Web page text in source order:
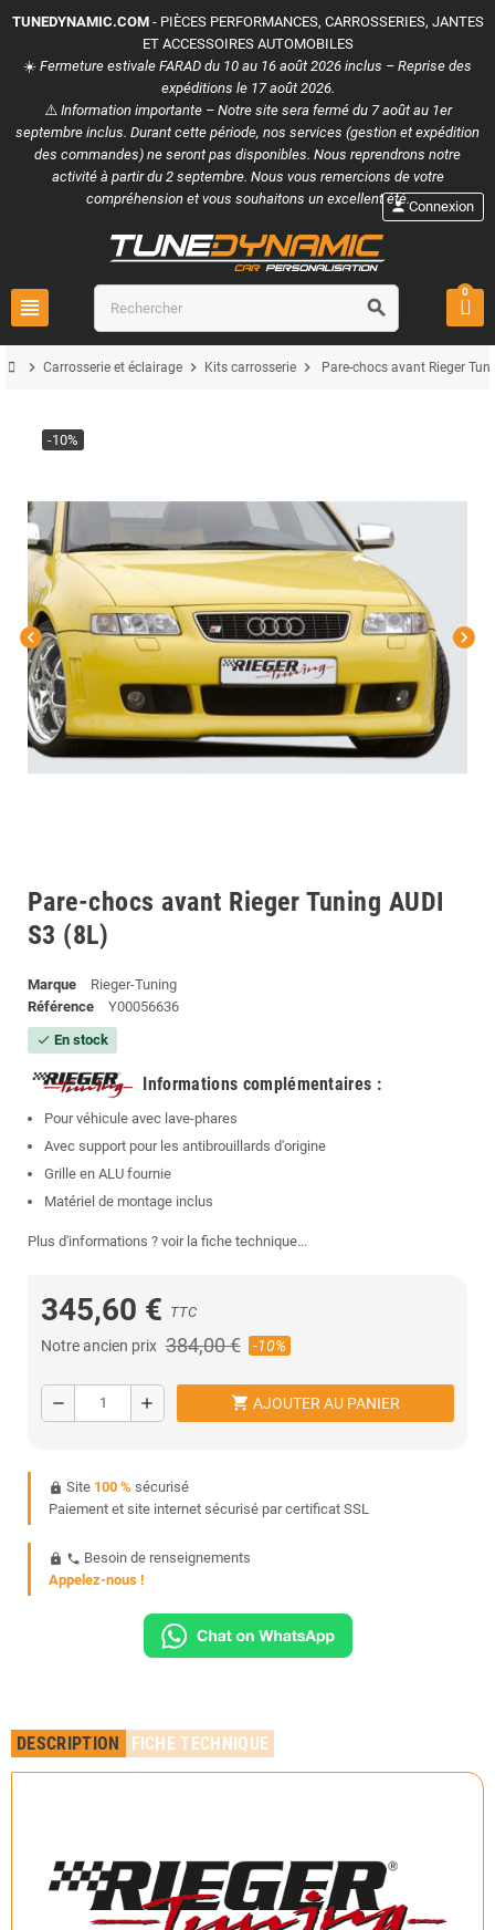
TUNEDYNAMIC.COM- PIÈCES PERFORMANCES, CARROSSERIES, JANTES
ET ACCESSOIRES AUTOMOBILES
☀️ Fermeture estivale FARAD du 10 au 16 août 2026 inclus – Reprise des
expéditions le 17 août 2026.
⚠️Information importante – Notre site sera fermé du 7 août au 1er
septembre inclus. Durant cette période, nos services (gestion et expédition
des commandes) ne seront pas disponibles. Nous reprendrons notre
activité à partir du 2 septembre. Nous vous remercions de votre
compréhension et vous souhaitons un excellent été.
view_headline search
person Connexion
0
chevron_right Carrosserie et éclairage chevron_right Kits carrosserie chevron_right Pare-chocs avant Rieger
chevron_left chevron_right
-10%
Pare-chocs avant Rieger Tuning AUDI
S3 (8L)
Marque
Rieger-Tuning
Référence
Y00056636
check En stock
Informations complémentaires :
Pour véhicule avec lave-phares
Avec support pour les antibrouillards d'origine
Grille en ALU fournie
Matériel de montage inclus
Plus d'informations ? voir la fiche technique...
345,60 € TTC
Notre ancien prix 384,00 € -10%
remove add shopping_cart AJOUTER AU PANIER
https Site 100 % sécurisé
Paiement et site internet sécurisé par certificat SSL
https phone Besoin de renseignements
Appelez-nous !
DESCRIPTION FICHE TECHNIQUE